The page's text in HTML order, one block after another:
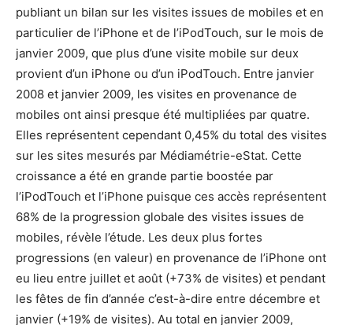
publiant un bilan sur les visites issues de mobiles et en
particulier de l’iPhone et de l’iPodTouch, sur le mois de
janvier 2009, que plus d’une visite mobile sur deux
provient d’un iPhone ou d’un iPodTouch. Entre janvier
2008 et janvier 2009, les visites en provenance de
mobiles ont ainsi presque été multipliées par quatre.
Elles représentent cependant 0,45% du total des visites
sur les sites mesurés par Médiamétrie-eStat. Cette
croissance a été en grande partie boostée par
l’iPodTouch et l’iPhone puisque ces accès représentent
68% de la progression globale des visites issues de
mobiles, révèle l’étude. Les deux plus fortes
progressions (en valeur) en provenance de l’iPhone ont
eu lieu entre juillet et août (+73% de visites) et pendant
les fêtes de fin d’année c’est-à-dire entre décembre et
janvier (+19% de visites). Au total en janvier 2009,